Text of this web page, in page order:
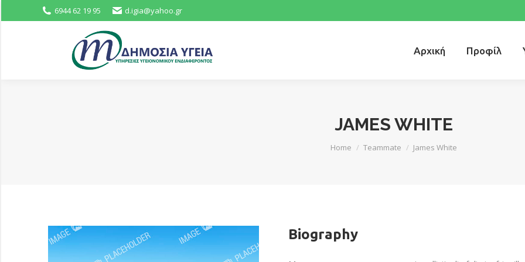
6944 62 19 95 d.igia@yahoo.gr
Αρχική Προφίλ
JAMES WHITE
You are here:
Home Teammate James White
Biography
Αρχική Προφίλ